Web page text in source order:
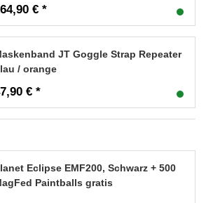
€ *
JT Goggle Strap Repeater
/ orange
€ *
Eclipse EMF200, Schwarz + 500
Paintballs gratis